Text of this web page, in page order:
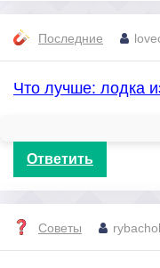
Последние
Что лучше: лодка
Ответить
Советы